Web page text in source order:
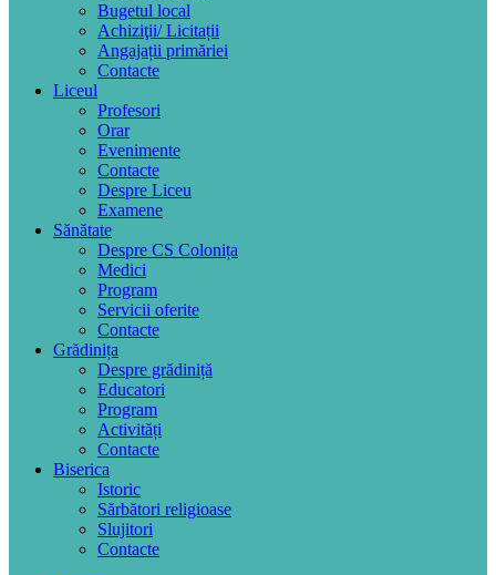
Bugetul local
Achiziţii/ Licitații
Angajații primăriei
Contacte
Liceul
Profesori
Orar
Evenimente
Contacte
Despre Liceu
Examene
Sănătate
Despre CS Colonița
Medici
Program
Servicii oferite
Contacte
Grădinița
Despre grădiniță
Educatori
Program
Activități
Contacte
Biserica
Istoric
Sărbători religioase
Slujitori
Contacte